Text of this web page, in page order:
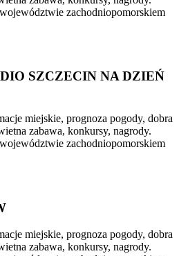
zachodniopomorskiem
SZCZECIN NA DZIEŃ
miejskie, prognoza pogody, dobra
zabawa, konkursy, nagrody.
zachodniopomorskiem
miejskie, prognoza pogody, dobra
zabawa, konkursy, nagrody.